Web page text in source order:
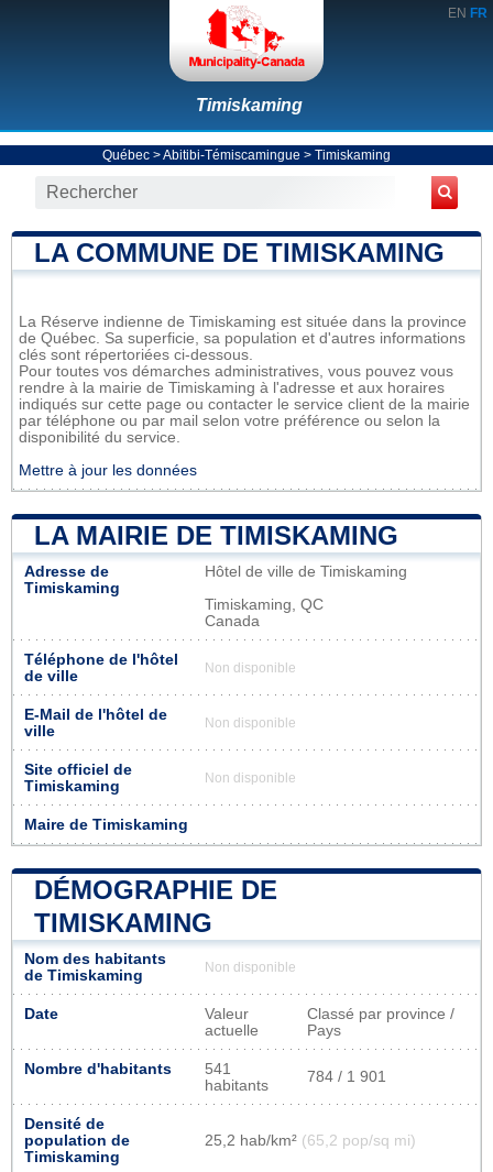
EN FR
Timiskaming
Québec >Abitibi-Témiscamingue > Timiskaming
LA COMMUNE DE TIMISKAMING
La Réserve indienne de Timiskaming est située dans la province
de Québec. Sa superficie, sa population et d'autres informations
clés sont répertoriées ci-dessous.
Pour toutes vos démarches administratives, vous pouvez vous
rendre à la mairie de Timiskaming à l'adresse et aux horaires
indiqués sur cette page ou contacter le service client de la mairie
par téléphone ou par mail selon votre préférence ou selon la
disponibilité du service.
Mettre à jour les données
LA MAIRIE DE TIMISKAMING
Adresse de
Timiskaming
Hôtel de ville de Timiskaming
Timiskaming, QC
Canada
Téléphone de l'hôtel
de ville
Non disponible
E-Mail de l'hôtel de
ville
Non disponible
Site officiel de
Timiskaming
Non disponible
Maire de Timiskaming
DÉMOGRAPHIE DE
TIMISKAMING
Nom des habitants
de Timiskaming
Non disponible
Date
Valeur
actuelle
Classé par province /
Pays
Nombre d'habitants
541
habitants
784 / 1 901
Densité de
population de
Timiskaming
25,2 hab/km² (65,2 pop/sq mi)